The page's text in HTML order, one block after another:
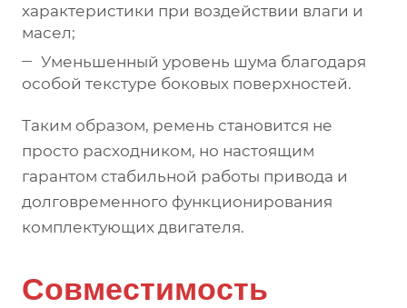
характеристики при воздействии влаги и
масел;
Уменьшенный уровень шума благодаря
особой текстуре боковых поверхностей.
Таким образом, ремень становится не
просто расходником, но настоящим
гарантом стабильной работы привода и
долговременного функционирования
комплектующих двигателя.
Совместимость